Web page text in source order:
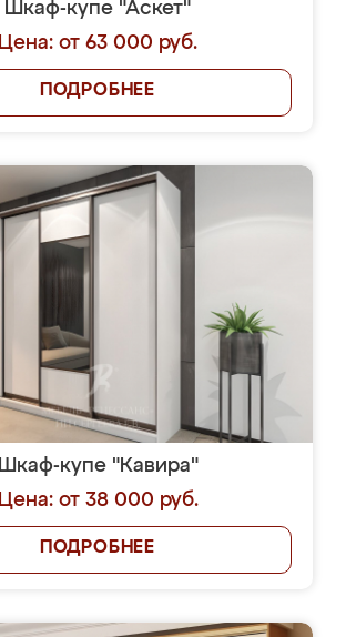
Шкаф-купе "Аскет"
Цена: от 63 000 руб.
ПОДРОБНЕЕ
Шкаф-купе "Кавира"
Цена: от 38 000 руб.
ПОДРОБНЕЕ